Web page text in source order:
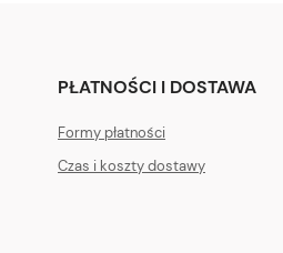
PŁATNOŚCI I DOSTAWA
Formy płatności
Czas i koszty dostawy